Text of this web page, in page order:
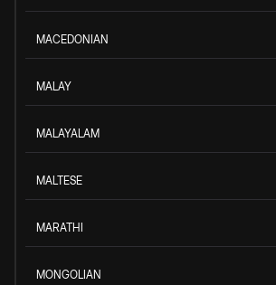
MACEDONIAN
MALAY
MALAYALAM
MALTESE
MARATHI
MONGOLIAN